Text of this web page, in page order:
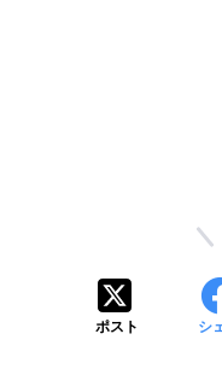
ポスト シ